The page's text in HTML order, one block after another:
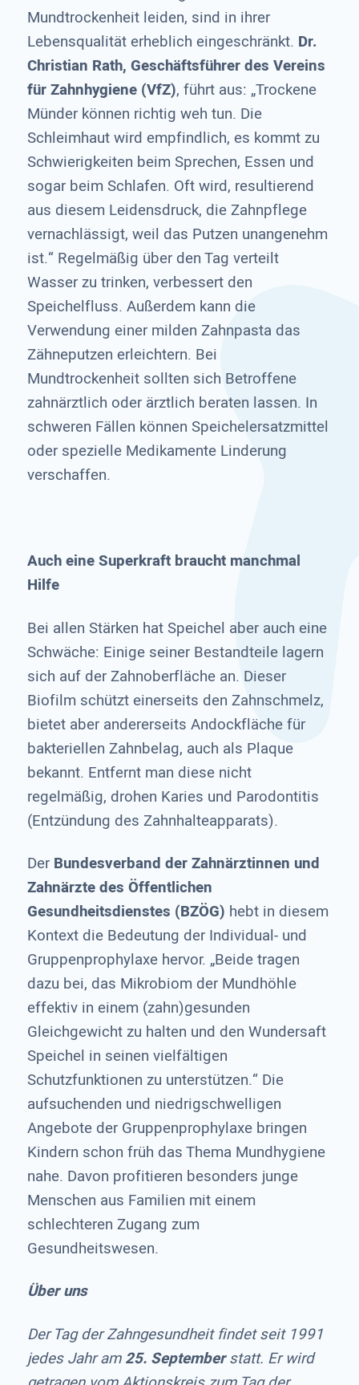
Mundtrockenheit leiden, sind in ihrer
Lebensqualität erheblich eingeschränkt. Dr.
Christian Rath, Geschäftsführer des Vereins
für Zahnhygiene (VfZ), führt aus: „Trockene
Münder können richtig weh tun. Die
Schleimhaut wird empfindlich, es kommt zu
Schwierigkeiten beim Sprechen, Essen und
sogar beim Schlafen. Oft wird, resultierend
aus diesem Leidensdruck, die Zahnpflege
vernachlässigt, weil das Putzen unangenehm
ist.“ Regelmäßig über den Tag verteilt
Wasser zu trinken, verbessert den
Speichelfluss. Außerdem kann die
Verwendung einer milden Zahnpasta das
Zähneputzen erleichtern. Bei
Mundtrockenheit sollten sich Betroffene
zahnärztlich oder ärztlich beraten lassen. In
schweren Fällen können Speichelersatzmittel
oder spezielle Medikamente Linderung
verschaffen.
Auch eine Superkraft braucht manchmal
Hilfe
Bei allen Stärken hat Speichel aber auch eine
Schwäche: Einige seiner Bestandteile lagern
sich auf der Zahnoberfläche an. Dieser
Biofilm schützt einerseits den Zahnschmelz,
bietet aber andererseits Andockfläche für
bakteriellen Zahnbelag, auch als Plaque
bekannt. Entfernt man diese nicht
regelmäßig, drohen Karies und Parodontitis
(Entzündung des Zahnhalteapparats).
Der Bundesverband der Zahnärztinnen und
Zahnärzte des Öffentlichen
Gesundheitsdienstes (BZÖG) hebt in diesem
Kontext die Bedeutung der Individual- und
Gruppenprophylaxe hervor. „Beide tragen
dazu bei, das Mikrobiom der Mundhöhle
effektiv in einem (zahn)gesunden
Gleichgewicht zu halten und den Wundersaft
Speichel in seinen vielfältigen
Schutzfunktionen zu unterstützen.“ Die
aufsuchenden und niedrigschwelligen
Angebote der Gruppenprophylaxe bringen
Kindern schon früh das Thema Mundhygiene
nahe. Davon profitieren besonders junge
Menschen aus Familien mit einem
schlechteren Zugang zum
Gesundheitswesen.
Über uns
Der Tag der Zahngesundheit findet seit 1991
jedes Jahr am25. Septemberstatt. Er wird